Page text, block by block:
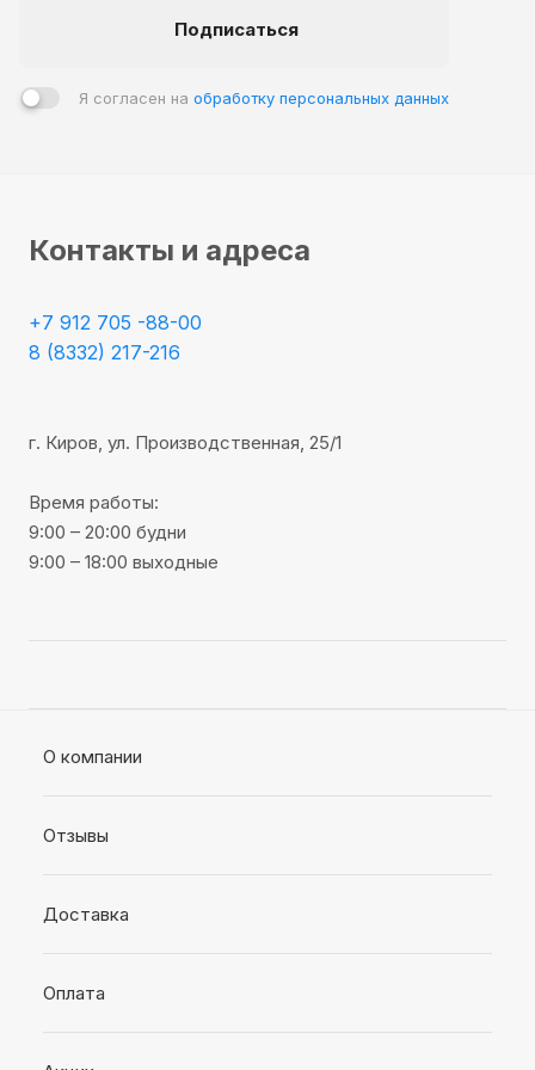
системами теплого пола.
Дизайн ламината Rich Del уникален и подходит для
Подписаться
Я согласен на обработку персональных данных
Контакты и адреса
+7 912 705 -88-00
8 (8332) 217-216
г. Киров, ул. Производственная, 25/1
Время работы:
9:00 – 20:00 будни
9:00 – 18:00 выходные
О компании
Отзывы
Доставка
Оплата